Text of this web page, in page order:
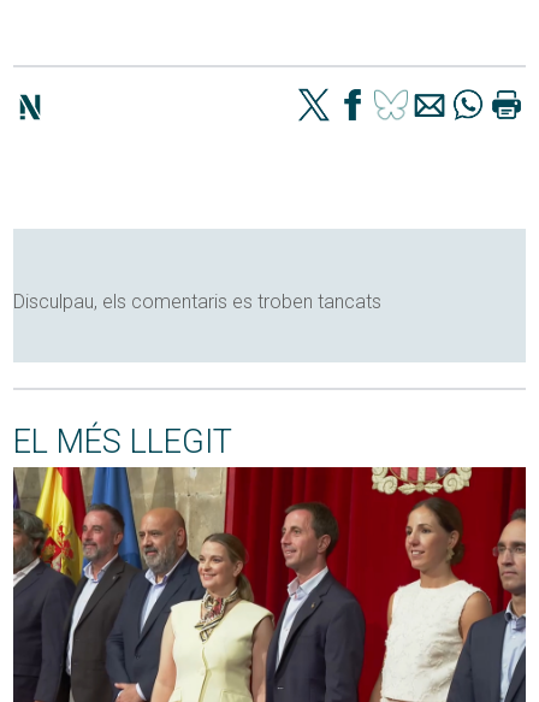
Disculpau, els comentaris es troben tancats
EL MÉS LLEGIT